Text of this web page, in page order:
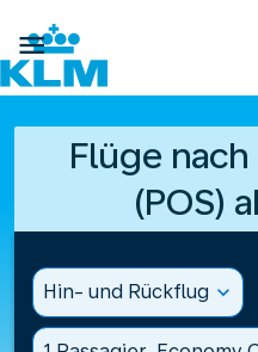

Flüge
(POS)
Hin- und Rückflug expand_more